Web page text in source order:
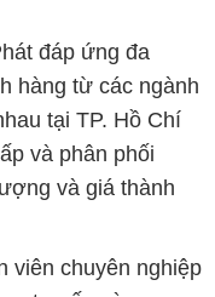
đáp ứng đa
hàng từ các ngành
tại TP. Hồ Chí
và phân phối
và giá thành
viên chuyên nghiệp